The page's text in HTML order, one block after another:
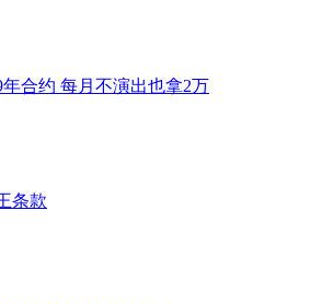
合约 每月不演出也拿2万
条款